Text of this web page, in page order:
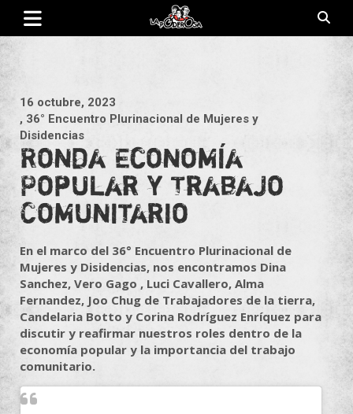
Saltar
contenido
16 octubre, 2023
, 36° Encuentro Plurinacional de Mujeres y
Disidencias
Ronda Economía
Popular y Trabajo
Comunitario
En el marco del 36° Encuentro Plurinacional de
Mujeres y Disidencias, nos encontramos Dina
Sanchez, Vero Gago , Luci Cavallero, Alma
Fernandez, Joo Chug de Trabajadores de la tierra,
Candelaria Botto y Corina Rodríguez Enríquez para
discutir y reafirmar nuestros roles dentro de la
economía popular y la importancia del trabajo
comunitario.